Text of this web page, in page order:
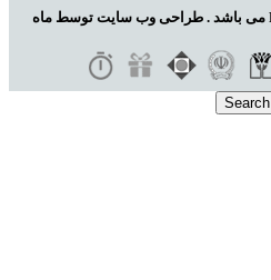
کلیه حقوق این قالب متعلق به P-NET می باشد . طراحی وب سایت توسط ماه
Search